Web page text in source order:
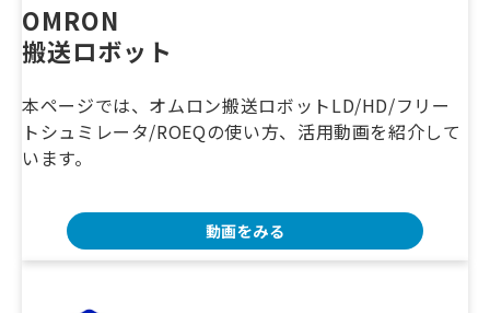
OMRON
搬送ロボット
本ページでは、オムロン搬送ロボットLD/HD/フリー
トシュミレータ/ROEQの使い方、活用動画を紹介して
います。
動画をみる